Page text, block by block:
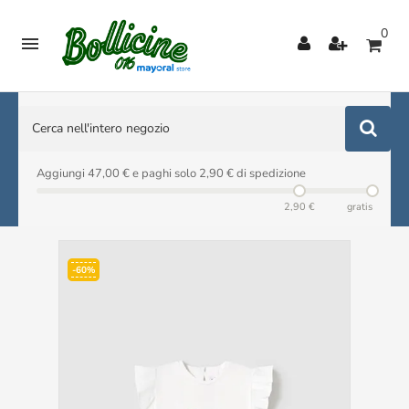
 0
Aggiungi 47,00 € e paghi solo 2,90 € di spedizione
2,90 € gratis
-60%